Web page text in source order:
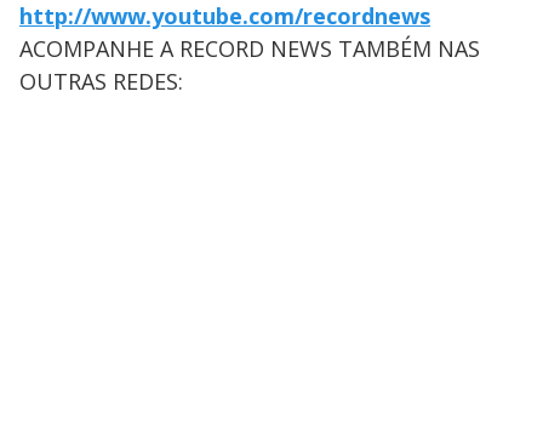
http://www.youtube.com/recordnews
ACOMPANHE A RECORD NEWS TAMBÉM NAS
OUTRAS REDES: